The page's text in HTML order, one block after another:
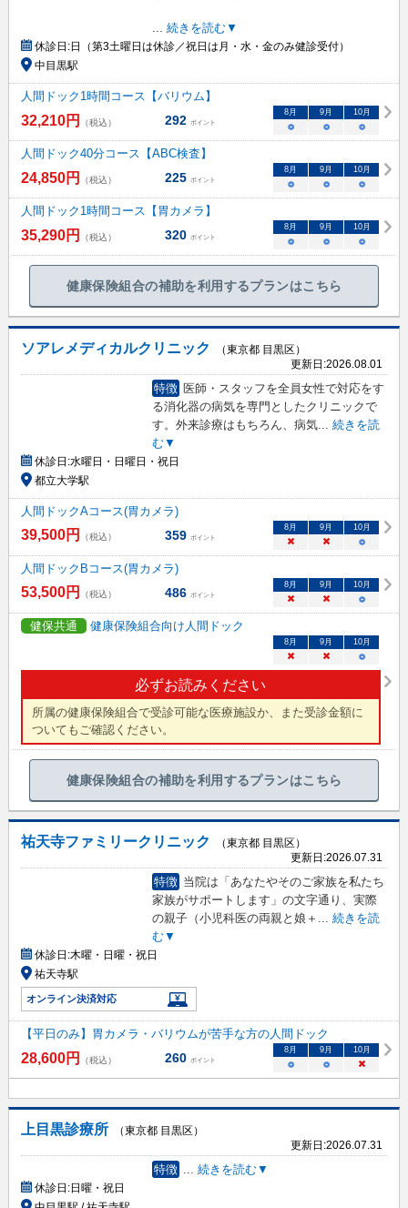
... 続きを読む▼
休診日:日（第3土曜日は休診／祝日は月・水・金のみ健診受付）
中目黒駅
人間ドック1時間コース【バリウム】
32,210円 （税込） 292 ポイント
8月 9月 10月
○ ○ ○
人間ドック40分コース【ABC検査】
24,850円 （税込） 225 ポイント
8月 9月 10月
○ ○ ○
人間ドック1時間コース【胃カメラ】
35,290円 （税込） 320 ポイント
8月 9月 10月
○ ○ ○
健康保険組合の補助を利用するプランはこちら
ソアレメディカルクリニック
（東京都 目黒区）
更新日:2026.08.01
特徴 医師・スタッフを全員女性で対応をす
る消化器の病気を専門としたクリニックで
す。外来診療はもちろん、病気...
続きを読
む▼
休診日:水曜日・日曜日・祝日
都立大学駅
人間ドックAコース(胃カメラ)
39,500円 （税込） 359 ポイント
8 月 9 月 10月
× × ○
人間ドックBコース(胃カメラ)
53,500円 （税込） 486 ポイント
8 月 9 月 10月
× × ○
健保共通 健康保険組合向け人間ドック
必ずお読みください
所属の健康保険組合で受診可能な医療施設か、また受診金額に
ついてもご確認ください。
8 月 9 月 10月
× × ○
健康保険組合の補助を利用するプランはこちら
祐天寺ファミリークリニック
（東京都 目黒区）
更新日:2026.07.31
特徴 当院は「あなたやそのご家族を私たち
家族がサポートします」の文字通り、実際
の親子（小児科医の両親と娘＋ ... 続きを読
む▼
休診日:木曜・日曜・祝日
祐天寺駅
オンライン決済対応
【平日のみ】胃カメラ・バリウムが苦手な方の人間ドック
28,600円 （税込） 260 ポイント
8月 9月 10月
○ ○ ×
上目黒診療所
（東京都 目黒区）
更新日:2026.07.31
特徴 ... 続きを読む▼
休診日:日曜・祝日